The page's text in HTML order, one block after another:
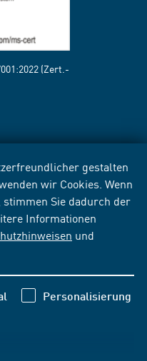
gestalten
wir Cookies. Wenn
stimmen Sie dadurch der
Informationen
und
Personalisierung
(Zert.-